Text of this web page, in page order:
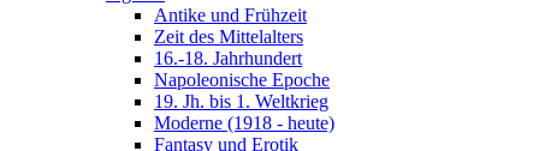
Antike und Frühzeit
Zeit des Mittelalters
16.-18. Jahrhundert
Napoleonische Epoche
19. Jh. bis 1. Weltkrieg
Moderne (1918 - heute)
Fantasy und Erotik